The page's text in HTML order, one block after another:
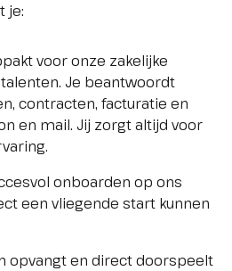
je:
voor onze zakelijke
Je beantwoordt
contracten, facturatie en
en mail. Jij zorgt altijd voor
onboarden op ons
een vliegende start kunnen
opvangt en direct doorspeelt